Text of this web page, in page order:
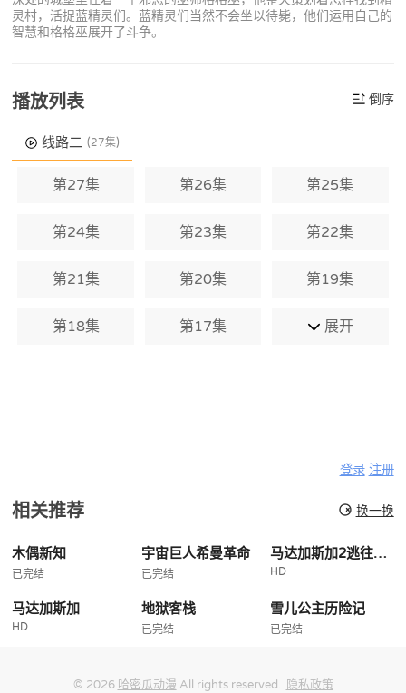
灵村，活捉蓝精灵们。蓝精灵们当然不会坐以待毙，他们运用自己的
智慧和格格巫展开了斗争。
播放列表 倒序
线路二 (27集)
第27集 第26集 第25集
第24集 第23集 第22集
第21集 第20集 第19集
第18集 第17集 展开
登录 注册
相关推荐 换一换
木偶新知
已完结
宇宙巨人希曼革命
已完结
马达加斯加2逃往非洲
HD
马达加斯加
HD
地狱客栈
已完结
雪儿公主历险记
已完结
© 2026 哈密瓜动漫 All rights reserved. 隐私政策